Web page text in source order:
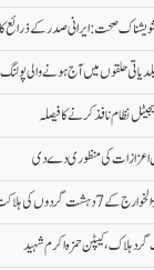
صحت: ایرانی صدر کے ذرائع
اعزازات کی منظوری دے دی
ہے، میر سرفراز بگٹی